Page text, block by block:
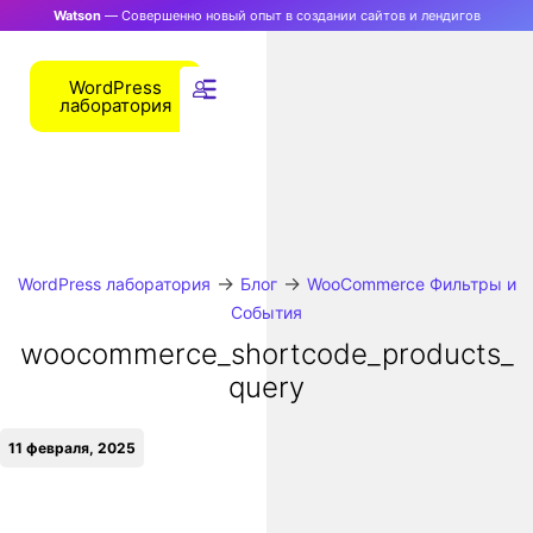
Watson— Совершенно новый опыт в создании сайтов и лендигов
WordPress
лаборатория
WordPress лаборатория → Блог→ WooCommerce Фильтры и
События
woocommerce_shortcode_products_
query
11 февраля, 2025